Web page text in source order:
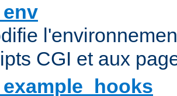
CGI et aux